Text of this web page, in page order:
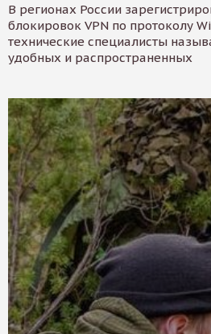
В регионах России
блокировок VPN по протоколу
технические специалисты
удобных и распространенных